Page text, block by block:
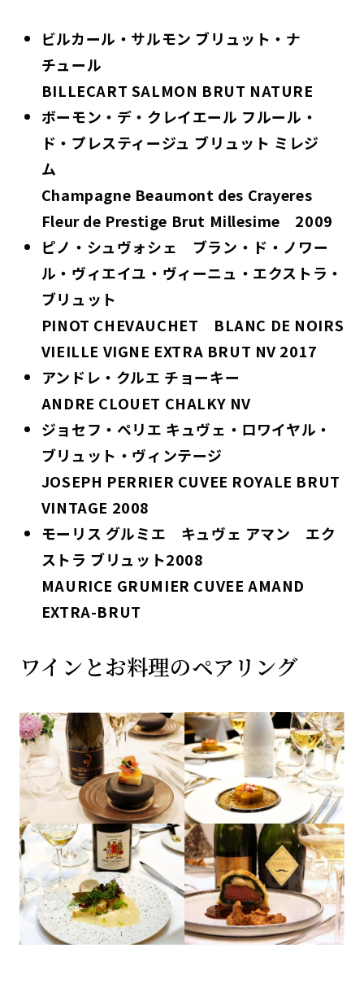
ビルカール・サルモン ブリュット・ナ
チュール
BILLECART SALMON BRUT NATURE
ボーモン・デ・クレイエール フルール・
ド・プレスティージュ ブリュット ミレジ
ム
Champagne Beaumont des Crayeres
Fleur de Prestige Brut Millesime 2009
ピノ・シュヴォシェ ブラン・ド・ノワー
ル・ヴィエイユ・ヴィーニュ・エクストラ・
ブリュット
PINOT CHEVAUCHET BLANC DE NOIRS
VIEILLE VIGNE EXTRA BRUT NV 2017
アンドレ・クルエ チョーキー
ANDRE CLOUET CHALKY NV
ジョセフ・ペリエ キュヴェ・ロワイヤル・
ブリュット・ヴィンテージ
JOSEPH PERRIER CUVEE ROYALE BRUT
VINTAGE 2008
モーリス グルミエ キュヴェ アマン エク
ストラ ブリュット2008
MAURICE GRUMIER CUVEE AMAND
EXTRA-BRUT
ワインとお料理のペアリング